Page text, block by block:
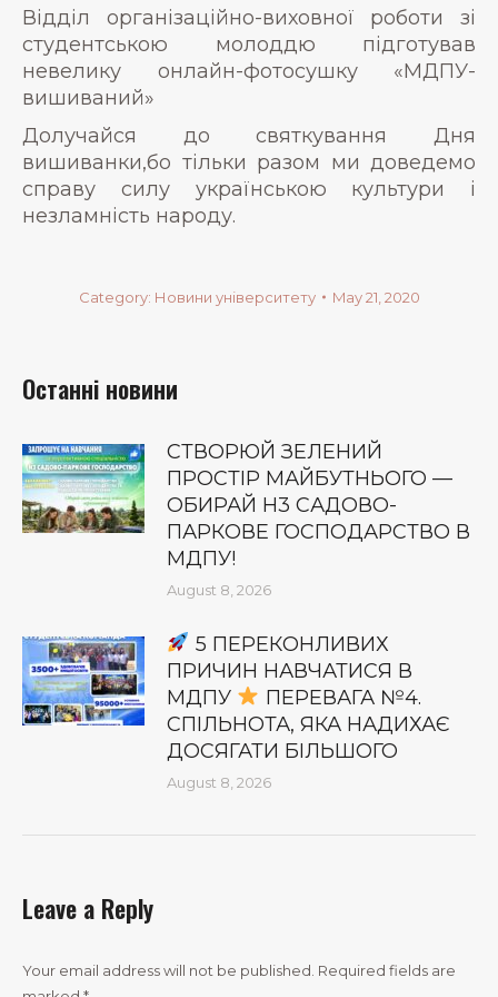
Відділ організаційно-виховної роботи зі
студентською молоддю підготував
невелику онлайн-фотосушку «МДПУ-
вишиваний»
Долучайся до святкування Дня
вишиванки,бо тільки разом ми доведемо
справу силу українською культури і
незламність народу.
Category: Новини університету May 21, 2020
Останні новини
СТВОРЮЙ ЗЕЛЕНИЙ
ПРОСТІР МАЙБУТНЬОГО —
ОБИРАЙ Н3 САДОВО-
ПАРКОВЕ ГОСПОДАРСТВО В
МДПУ!
August 8, 2026
5 ПЕРЕКОНЛИВИХ
ПРИЧИН НАВЧАТИСЯ В
МДПУ
ПЕРЕВАГА №4.
СПІЛЬНОТА, ЯКА НАДИХАЄ
ДОСЯГАТИ БІЛЬШОГО
August 8, 2026
Leave a Reply
Your email address will not be published. Required fields are